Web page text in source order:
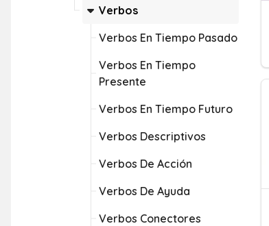
Verbos
Verbos En Tiempo Pasado
Verbos En Tiempo
Presente
Verbos En Tiempo Futuro
Verbos Descriptivos
Verbos De Acción
Verbos De Ayuda
Verbos Conectores